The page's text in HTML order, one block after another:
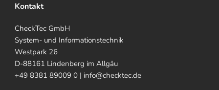
Kontakt
CheckTec GmbH
System- und Informationstechnik
Westpark 26
D-88161 Lindenberg im Allgäu
+49 8381 89009 0 | info@checktec.de